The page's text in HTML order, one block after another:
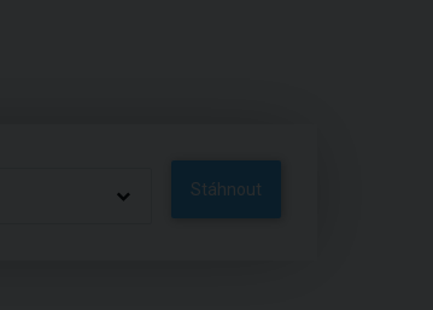
Stáhnout